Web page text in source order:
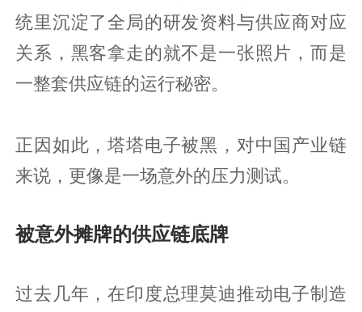
统里沉淀了全局的研发资料与供应商对应
关系，黑客拿走的就不是一张照片，而是
一整套供应链的运行秘密。
正因如此，塔塔电子被黑，对中国产业链
来说，更像是一场意外的压力测试。
被意外摊牌的供应链底牌
过去几年，在印度总理莫迪推动电子制造